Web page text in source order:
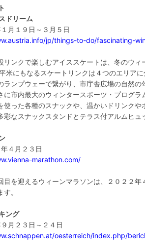
ドリーム
月１９日～３月５日
jp/things-to-do/fascinating-
リンクで楽しむアイススケートは、冬のウ
米にもなるスケートリンクは４つのエリア
ランプウェーで繋がり、市庁舎広場の自然
に市内最大のウィンタースポーツ・プログラ
使った各種のスナックや、温かいドリンク
彩なスナックスタンドとテラス付アルムヒュ
４月２３日
marathon.com/
目を迎えるウィーンマラソンは、２０２２
。
ング
月２３日～２４日
oesterreich/index.php/